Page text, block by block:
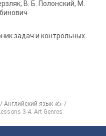
В. Б. Полонский, М.
задач и контрольных
Английский язык ✍
3-4. Art Genres